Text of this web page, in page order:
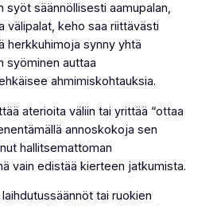
syöt säännöllisesti aamupalan,
välipalat, keho saa riittävästi
herkkuhimoja synny yhtä
syöminen auttaa
ahmimiskohtauksia.
aterioita väliin tai yrittää “ottaa
annoskokoja sen
hallitsemattoman
vain edistää kierteen jatkumista.
tai ruokien